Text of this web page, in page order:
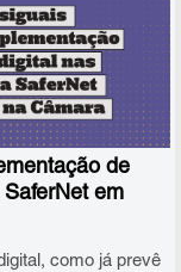
de
em
como já prevê